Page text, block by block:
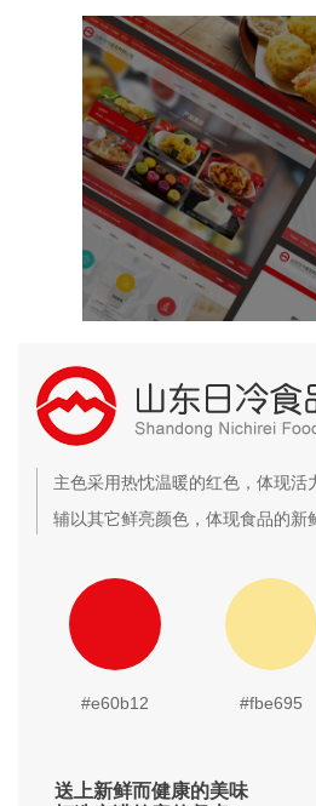
主色采用热忱温暖的红色，体现活
辅以其它鲜亮颜色，体现食品的新
#e60b12 #fbe695
送上新鲜而健康的美味